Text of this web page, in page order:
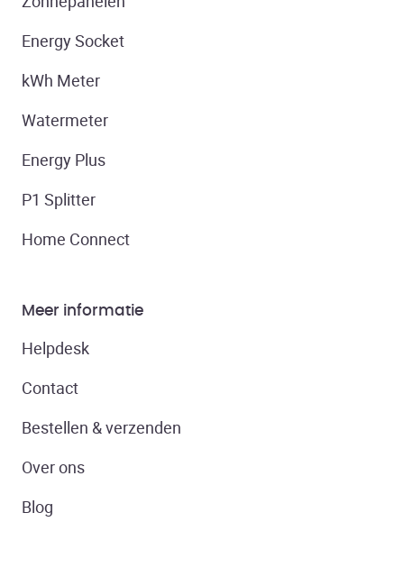
Energy Socket
kWh Meter
Watermeter
Energy Plus
P1 Splitter
Home Connect
Meer informatie
Helpdesk
Contact
Bestellen & verzenden
Over ons
Blog